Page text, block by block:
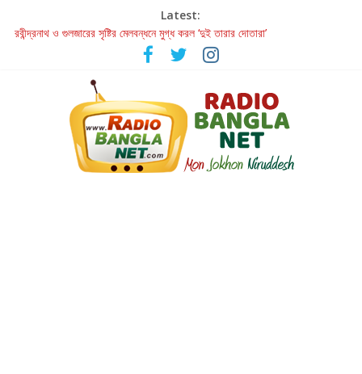
Latest:
রবীন্দ্রনাথ ও গুলজারের সৃষ্টির মেলবন্ধনে মুগ্ধ করল ‘দুই তারার দোতারা’
কলের গান থেকে রীলস্ — বাঙালির গান শোনার বিবর্তনের গল্প
জগন্নাথমঙ্গলম্ — বাংলায় প্রথমবার মঞ্চে এবার রথযাত্রার উদযাপন
Retribution: A Thought-Provoking Short Film That Challenges
Our Understanding of Justice
হাওয়া বদলের টলিউডে ‘তুমি এলে তাই’